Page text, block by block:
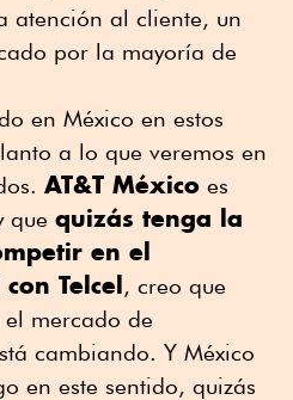
atención al cliente, un
por la mayoría de
en México en estos
a lo que veremos en
AT&T México es
que quizás tenga la
en el
Telcel, creo que
mercado de
cambiando. Y México
en este sentido, quizás